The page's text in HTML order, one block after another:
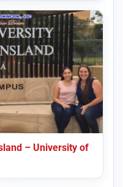
– University of